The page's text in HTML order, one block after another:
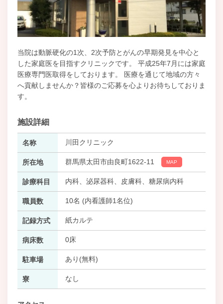
当院は動脈硬化の1次、2次予防とがんの早期発見を中心と
した家庭医を目指すクリニックです。 平成25年7月には家庭
医療専門医取得をしております。 医療を通じて地域の方々
へ貢献しませんか？皆様のご応募を心よりお待ちしておりま
す。
施設詳細
名称 川田クリニック
所在地 群馬県太田市由良町1622-11 MAP
診療科目 内科、泌尿器科、皮膚科、糖尿病内科
職員数 10名 (内看護師1名位)
記録方式 紙カルテ
病床数 0床
駐車場 あり(無料)
寮 なし